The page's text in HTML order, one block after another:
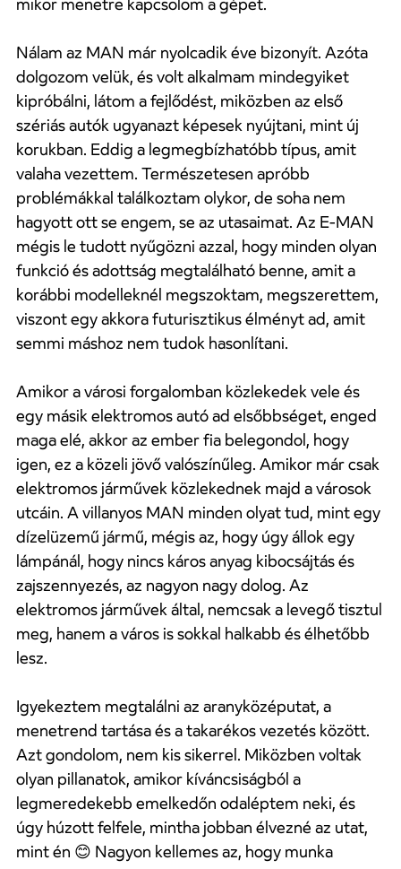
Nálam az MAN már nyolcadik éve bizonyít. Azóta
dolgozom velük, és volt alkalmam mindegyiket
kipróbálni, látom a fejlődést, miközben az első
szériás autók ugyanazt képesek nyújtani, mint új
korukban. Eddig a legmegbízhatóbb típus, amit
valaha vezettem. Természetesen apróbb
problémákkal találkoztam olykor, de soha nem
hagyott ott se engem, se az utasaimat. Az E-MAN
mégis le tudott nyűgözni azzal, hogy minden olyan
funkció és adottság megtalálható benne, amit a
korábbi modelleknél megszoktam, megszerettem,
viszont egy akkora futurisztikus élményt ad, amit
semmi máshoz nem tudok hasonlítani.
Amikor a városi forgalomban közlekedek vele és
egy másik elektromos autó ad elsőbbséget, enged
maga elé, akkor az ember fia belegondol, hogy
igen, ez a közeli jövő valószínűleg. Amikor már csak
elektromos járművek közlekednek majd a városok
utcáin. A villanyos MAN minden olyat tud, mint egy
dízelüzemű jármű, mégis az, hogy úgy állok egy
lámpánál, hogy nincs káros anyag kibocsájtás és
zajszennyezés, az nagyon nagy dolog. Az
elektromos járművek által, nemcsak a levegő tisztul
meg, hanem a város is sokkal halkabb és élhetőbb
lesz.
Igyekeztem megtalálni az aranyközéputat, a
menetrend tartása és a takarékos vezetés között.
Azt gondolom, nem kis sikerrel. Miközben voltak
olyan pillanatok, amikor kíváncsiságból a
legmeredekebb emelkedőn odaléptem neki, és
úgy húzott felfele, mintha jobban élvezné az utat,
mint én 😊 Nagyon kellemes az, hogy munka